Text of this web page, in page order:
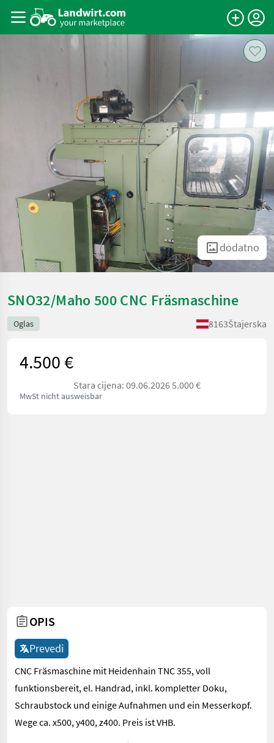
dodatno
SNO32/Maho 500 CNC Fräsmaschine
Oglas 8163Štajerska
4.500 €
Stara cijena: 09.06.2026 5.000 €
MwSt nicht ausweisbar
OPIS
Prevedi
CNC Fräsmaschine mit Heidenhain TNC 355, voll
funktionsbereit, el. Handrad, inkl. kompletter Doku,
Schraubstock und einige Aufnahmen und ein Messerkopf.
Wege ca. x500, y400, z400. Preis ist VHB.